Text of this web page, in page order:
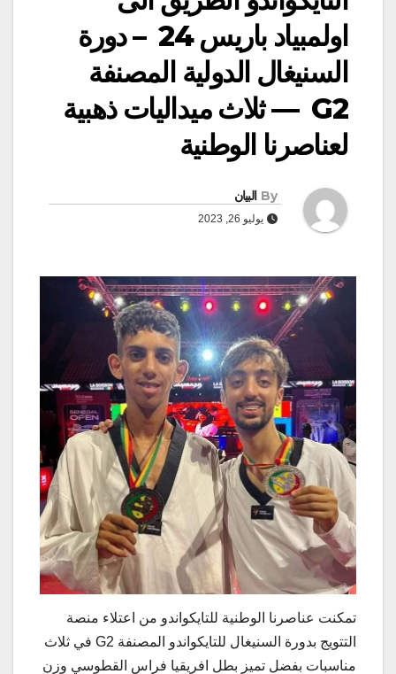
اولمبياد باريس 24 – دورة
السنيغال الدولية المصنفة
G2 — ثلاث ميداليات ذهبية
لعناصرنا الوطنية
By البيان
يوليو 26, 2023
تمكنت عناصرنا الوطنية للتايكواندو من اعتلاء منصة
التتويج بدورة السنيغال للتايكواندو المصنفة G2 في ثلاث
مناسبات بفضل تميز بطل افريقيا فراس القطوسي وزن